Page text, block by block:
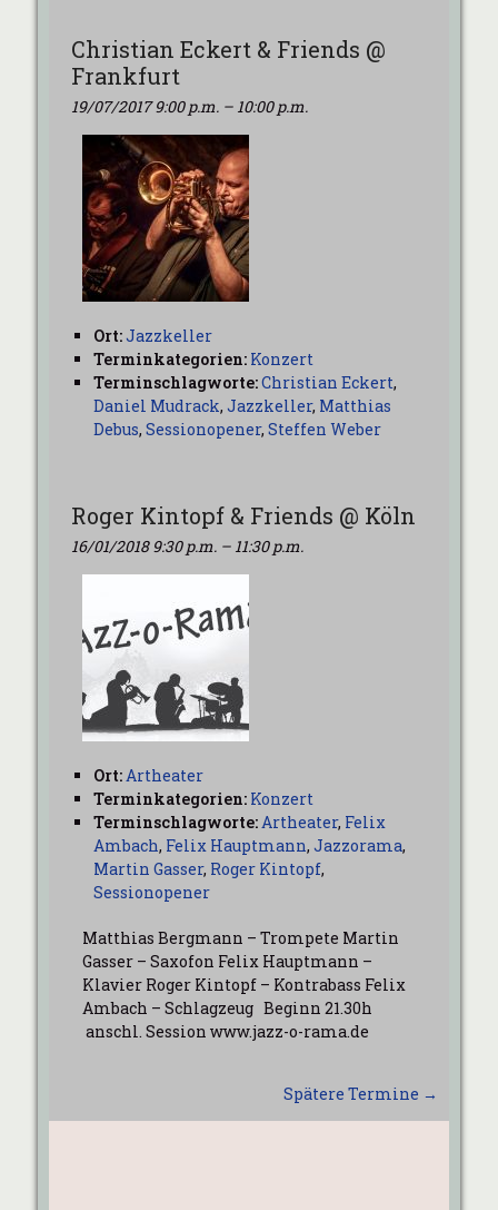
Christian Eckert & Friends @
Frankfurt
19/07/2017 9:00 p.m. – 10:00 p.m.
Ort:Jazzkeller
Terminkategorien: Konzert
Terminschlagworte:Christian Eckert,
Daniel Mudrack, Jazzkeller, Matthias
Debus, Sessionopener, Steffen Weber
Roger Kintopf & Friends @ Köln
16/01/2018 9:30 p.m. – 11:30 p.m.
Ort:Artheater
Terminkategorien: Konzert
Terminschlagworte:Artheater, Felix
Ambach, Felix Hauptmann, Jazzorama,
Martin Gasser, Roger Kintopf,
Sessionopener
Matthias Bergmann – Trompete Martin
Gasser – Saxofon Felix Hauptmann –
Klavier Roger Kintopf – Kontrabass Felix
Ambach – Schlagzeug Beginn 21.30h
anschl. Session www.jazz-o-rama.de
Spätere Termine →